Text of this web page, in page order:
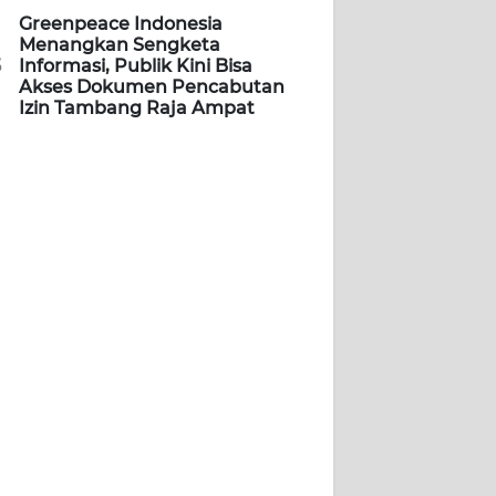
Greenpeace Indonesia
Menangkan Sengketa
Informasi, Publik Kini Bisa
Akses Dokumen Pencabutan
Izin Tambang Raja Ampat